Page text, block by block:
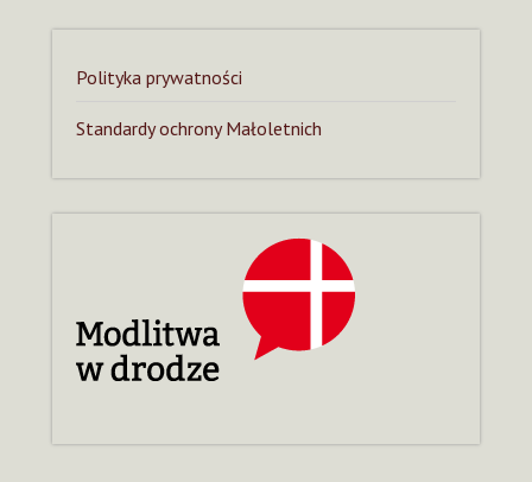
Polityka prywatności
Standardy ochrony Małoletnich